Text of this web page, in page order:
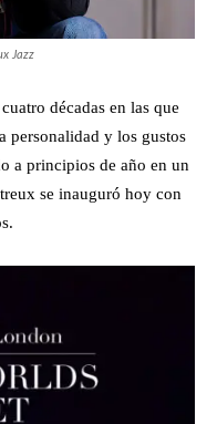
Jazz
décadas en las que
personalidad y los gustos
a principios de año en un
se inauguró hoy con